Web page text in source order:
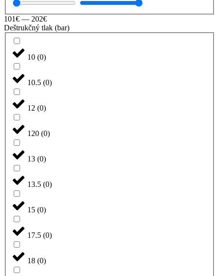
101€ — 202€
Deštrukčný tlak (bar)
10 (0)
10.5 (0)
12 (0)
120 (0)
13 (0)
13.5 (0)
15 (0)
17.5 (0)
18 (0)